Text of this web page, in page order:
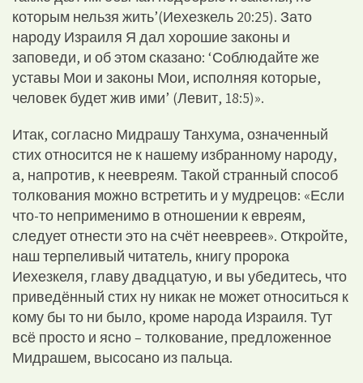
которым нельзя жить’(Иехезкель 20:25). Зато
народу Израиля Я дал хорошие законы и
заповеди, и об этом сказано: ‘Соблюдайте же
уставы Мои и законы Мои, исполняя которые,
человек будет жив ими’ (Левит, 18:5)».
Итак, согласно Мидрашу Танхума, означенный
стих относится не к нашему избранному народу,
а, напротив, к неевреям. Такой странный способ
толкования можно встретить и у мудрецов: «Если
что-то неприменимо в отношении к евреям,
следует отнести это на счёт неевреев». Откройте,
наш терпеливый читатель, книгу пророка
Иехезкеля, главу двадцатую, и вы убедитесь, что
приведённый стих ну никак не может относиться к
кому бы то ни было, кроме народа Израиля. Тут
всё просто и ясно – толкование, предложенное
Мидрашем, высосано из пальца.